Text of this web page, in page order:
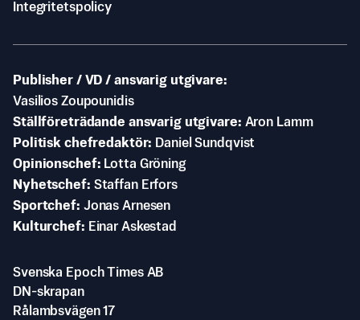
Integritetspolicy
Publisher / VD / ansvarig utgivare
Vasilios Zoupounidis
Ställföreträdande ansvarig utgivare Aron Lamm
Politisk chefredaktör
Daniel Sundqvist
Opinionschef
Lotta Gröning
Nyhetschef Staffan Erfors
Sportchef Jonas Arnesen
Kulturchef
Einar Askestad
Svenska Epoch Times AB
DN-skrapan
Rålambsvägen 17